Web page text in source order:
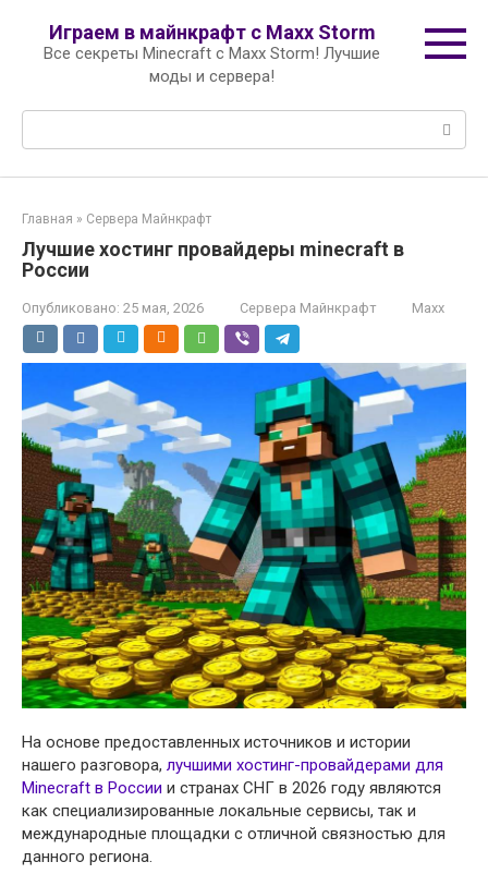
контенту
Играем в майнкрафт с Maxx Storm
Все секреты Minecraft с Maxx Storm! Лучшие
моды и сервера!
Главная » Сервера Майнкрафт
Лучшие хостинг провайдеры minecraft в
России
Опубликовано: 25 мая, 2026 Сервера Майнкрафт Maxx
На основе предоставленных источников и истории
нашего разговора, лучшими хостинг-провайдерами для
Minecraft в России и странах СНГ в 2026 году являются
как специализированные локальные сервисы, так и
международные площадки с отличной связностью для
данного региона.